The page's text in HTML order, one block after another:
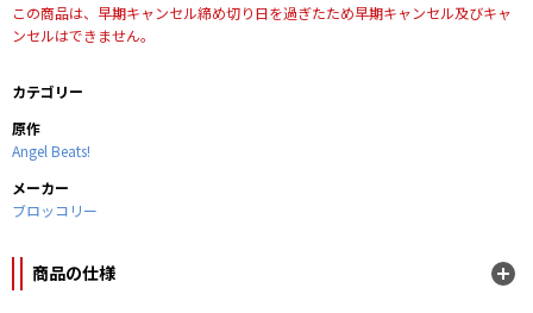
この商品は、早期キャンセル締め切り日を過ぎたため早期キャンセル及びキャ
ンセルはできません。
カテゴリー
原作
Angel Beats!
メーカー
ブロッコリー
商品の仕様